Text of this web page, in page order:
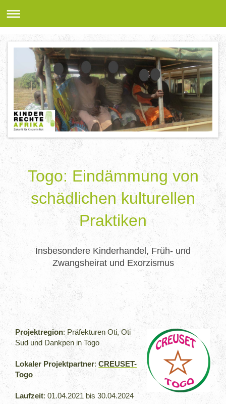
Togo: Eindämmung von
schädlichen kulturellen
Praktiken
Insbesondere Kinderhandel, Früh- und
Zwangsheirat und Exorzismus
Projektregion: Präfekturen Oti, Oti
Sud und Dankpen in Togo
Lokaler Projektpartner: CREUSET-
Togo
Laufzeit: 01.04.2021 bis 30.04.2024